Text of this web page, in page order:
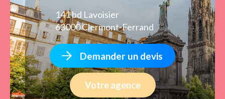
141 bd Lavoisier
63000 Clermont-Ferrand
Demander un devis
Votre agence